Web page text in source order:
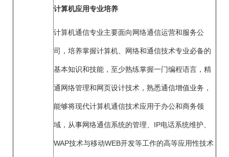
计算机应用专业培养
计算机通信专业主要面向网络通信运营和服务公
司，培养掌握计算机、网络和通信技术专业必备的
基本知识和技能，至少熟练掌握一门编程语言，精
通网络管理和网页设计技术，熟悉通信增值业务，
能够将现代计算机通信技术应用于办公和商务领
域，从事网络通信系统的管理、IP电话系统维护、
WAP技术与移动WEB开发等工作的高等应用性技术